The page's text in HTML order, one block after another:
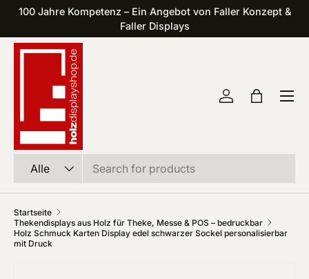
100 Jahre Kompetenz – Ein Angebot von Faller Konzept &
Faller Displays
Alle
Einloggen
Startseite
Thekendisplays aus Holz für Theke, Messe & POS – bedruckbar
Holz Schmuck Karten Display edel schwarzer Sockel personalisierbar
mit Druck